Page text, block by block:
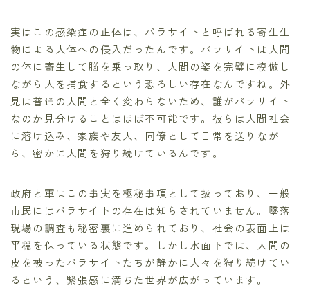
実はこの感染症の正体は、パラサイトと呼ばれる寄生生
物による人体への侵入だったんです。パラサイトは人間
の体に寄生して脳を乗っ取り、人間の姿を完璧に模倣し
ながら人を捕食するという恐ろしい存在なんですね。外
見は普通の人間と全く変わらないため、誰がパラサイト
なのか見分けることはほぼ不可能です。彼らは人間社会
に溶け込み、家族や友人、同僚として日常を送りなが
ら、密かに人間を狩り続けているんです。
政府と軍はこの事実を極秘事項として扱っており、一般
市民にはパラサイトの存在は知らされていません。墜落
現場の調査も秘密裏に進められており、社会の表面上は
平穏を保っている状態です。しかし水面下では、人間の
皮を被ったパラサイトたちが静かに人々を狩り続けてい
るという、緊張感に満ちた世界が広がっています。